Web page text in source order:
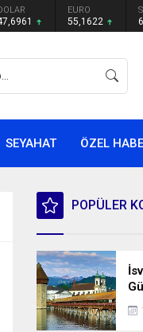
EURO
55,1622
SEYAHAT ÖZEL
POPÜLER